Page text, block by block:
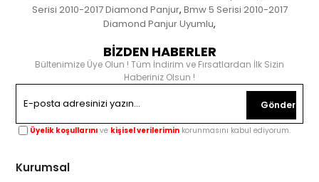
Serisi 2010-2017 Diamond Panjur, Bmw 5 Serisi 2010-2017
Diamond Panjur Uyumlu,
BİZDEN HABERLER
Bültenimize Üye Olun ! Tüm İndirim ve Fırsatlardan İlk Sizin
Haberiniz Olsun !
Gönder
Üyelik koşullarını ve kişisel verilerimin korunmasını kabul ediyorum.
Kurumsal